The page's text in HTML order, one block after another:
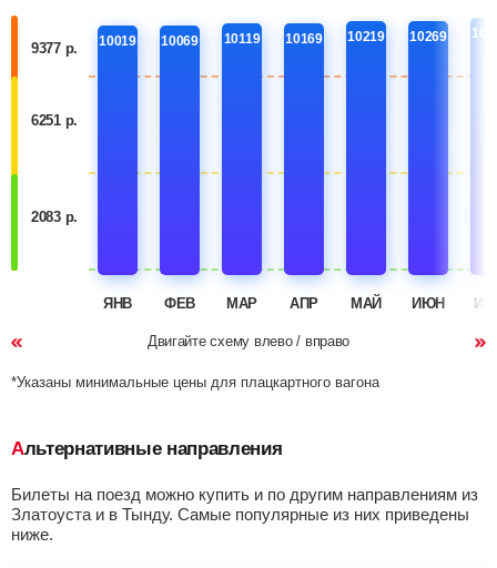
9377 р.
6251 р.
2083 р.
10019
ЯНВ
10069
ФЕВ
10119
МАР
10169
АПР
10219
МАЙ
10269
ИЮН
Двигайте схему влево / вправо
*Указаны минимальные цены для плацкартного вагона
Альтернативные направления
Билеты на поезд можно купить и по другим направлениям из
Златоуста и в Тынду. Самые популярные из них приведены
ниже.